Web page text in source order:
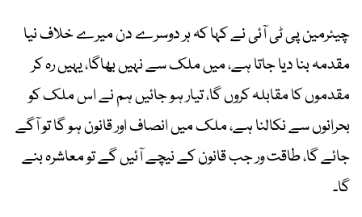
چیئرمین پی ٹی آئی نے کہا کہ ہر دوسرے دن میرے خلاف نیا
مقدمہ بنا دیا جاتا ہے، میں ملک سے نہیں بھاگا، یہیں رہ کر
مقدموں کا مقابلہ کروں گا، تیار ہو جائیں ہم نے اس ملک کو
بحرانوں سے نکالنا ہے، ملک میں انصاف اور قانون ہو گا تو آگے
جائے گا، طاقت ور جب قانون کے نیچے آئیں گے تو معاشرہ بنے
گا۔